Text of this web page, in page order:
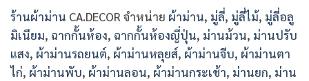
ร้านผ้าม่าน CA.DECOR จำหน่าย ผ้าม่าน, มู่ลี่, มู่ลี่ไม้, มู่ลี่อลู
มิเนียม, ฉากกั้นห้อง, ฉากกั้นห้องญี่ปุ่น, ม่านม้วน, ม่านปรับ
แสง, ผ้าม่านรถยนต์, ผ้าม่านหลุยส์, ผ้าม่านจีบ, ผ้าม่านตา
ไก่, ผ้าม่านพับ, ผ้าม่านลอน, ผ้าม่านกระเช้า, ม่านยก, ม่าน